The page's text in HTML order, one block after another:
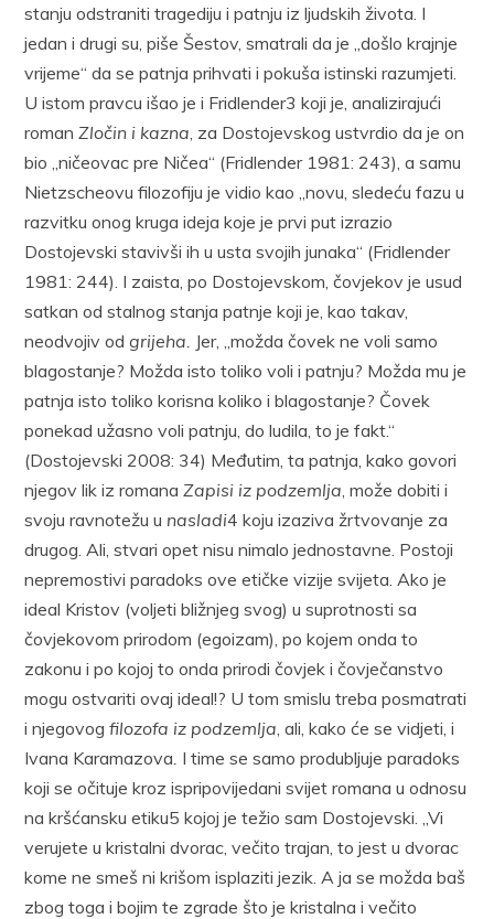
stanju odstraniti tragediju i patnju iz ljudskih života. I
jedan i drugi su, piše Šestov, smatrali da je „došlo krajnje
vrijeme“ da se patnja prihvati i pokuša istinski razumjeti.
U istom pravcu išao je i Fridlender3 koji je, analizirajući
roman Zločin i kazna , za Dostojevskog ustvrdio da je on
bio „ničeovac pre Ničea“ (Fridlender 1981: 243), a samu
Nietzscheovu filozofiju je vidio kao „novu, sledeću fazu u
razvitku onog kruga ideja koje je prvi put izrazio
Dostojevski stavivši ih u usta svojih junaka“ (Fridlender
1981: 244). I zaista, po Dostojevskom, čovjekov je usud
satkan od stalnog stanja patnje koji je, kao takav,
neodvojiv odgrijeha. Jer, „možda čovek ne voli samo
blagostanje? Možda isto toliko voli i patnju? Možda mu je
patnja isto toliko korisna koliko i blagostanje? Čovek
ponekad užasno voli patnju, do ludila, to je fakt.“
(Dostojevski 2008: 34) Međutim, ta patnja, kako govori
njegov lik iz romana Zapisi iz podzemlja , može dobiti i
svoju ravnotežu u nasladi4 koju izaziva žrtvovanje za
drugog. Ali, stvari opet nisu nimalo jednostavne. Postoji
nepremostivi paradoks ove etičke vizije svijeta. Ako je
ideal Kristov (voljeti bližnjeg svog) u suprotnosti sa
čovjekovom prirodom (egoizam), po kojem onda to
zakonu i po kojoj to onda prirodi čovjek i čovječanstvo
mogu ostvariti ovaj ideal!? U tom smislu treba posmatrati
i njegovogfilozofa iz podzemlja , ali, kako će se vidjeti, i
Ivana Karamazova I time se samo produbljuje paradoks
koji se očituje kroz ispripovijedani svijet romana u odnosu
na kršćansku etiku5 kojoj je težio sam Dostojevski. „Vi
verujete u kristalni dvorac, večito trajan, to jest u dvorac
kome ne smeš ni krišom isplaziti jezik. A ja se možda baš
zbog toga i bojim te zgrade što je kristalna i večito